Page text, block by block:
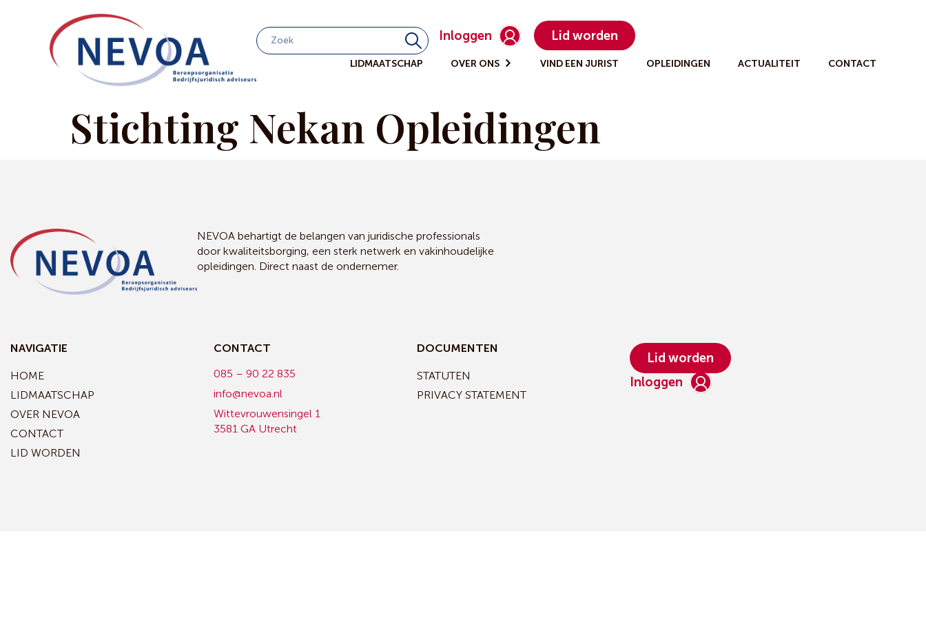
Inloggen Lid worden
LIDMAATSCHAP OVER ONS VIND EEN JURIST OPLEIDINGEN ACTUALITEIT CONTACT
Stichting Nekan Opleidingen
NEVOA behartigt de belangen van juridische professionals
door kwaliteitsborging, een sterk netwerk en vakinhoudelijke
opleidingen. Direct naast de ondernemer.
NAVIGATIE
HOME
LIDMAATSCHAP
OVER NEVOA
CONTACT
LID WORDEN
CONTACT
085 – 90 22 835
info@nevoa.nl
Wittevrouwensingel 1
3581 GA Utrecht
DOCUMENTEN
STATUTEN
PRIVACY STATEMENT
Inloggen
Lid worden